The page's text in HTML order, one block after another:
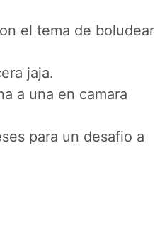
el tema de boludear
jaja.
a una en camara
para un desafio a